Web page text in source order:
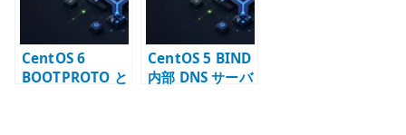
CentOS 6
BOOTPROTO と
CentOS 5 BIND
内部 DNS サーバ